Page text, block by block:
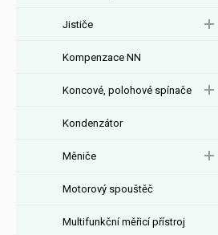
Jističe
Kompenzace NN
Koncové, polohové spínače
Kondenzátor
Měniče
Motorový spouštěč
Multifunkční měřicí přístroj